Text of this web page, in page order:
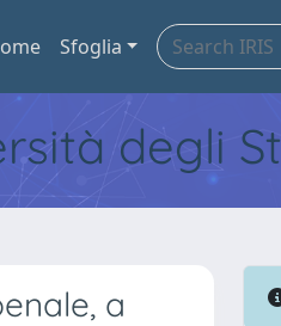
Sfoglia
degli
a